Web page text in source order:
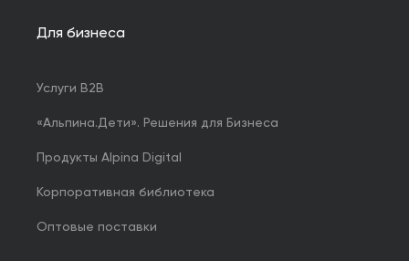
Для бизнеса
Услуги B2B
«Альпина.Дети». Решения для Бизнеса
Продукты Alpina Digital
Корпоративная библиотека
Оптовые поставки